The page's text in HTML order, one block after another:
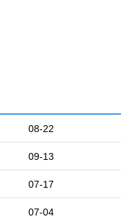
08-22
09-13
07-17
07-04